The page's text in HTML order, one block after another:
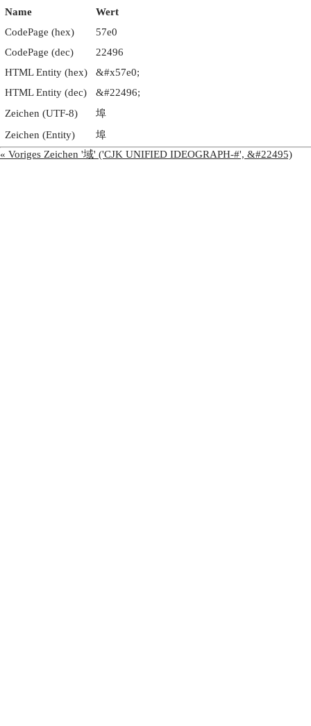
Name
Wert
CodePage (hex)
57e0
CodePage (dec)
22496
HTML Entity (hex)
&#x57e0;
HTML Entity (dec)
&#22496;
Zeichen (UTF-8)
埠
Zeichen (Entity)
埠
« Voriges Zeichen '域' ('CJK UNIFIED IDEOGRAPH-#', &#22495)